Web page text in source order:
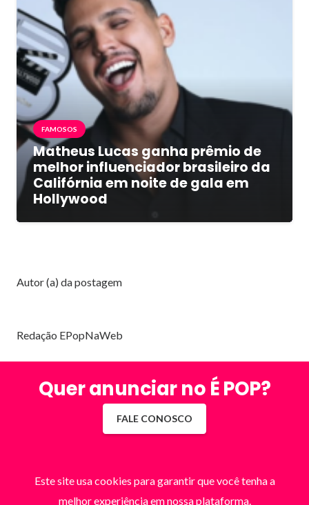
FAMOSOS
Matheus Lucas ganha prêmio de
melhor influenciador brasileiro da
Califórnia em noite de gala em
Hollywood
Autor (a) da postagem
Redação EPopNaWeb
Quer anunciar no É POP?
FALE CONOSCO
Este site usa cookies para garantir que você tenha a
melhor experiência em nossa plataforma.